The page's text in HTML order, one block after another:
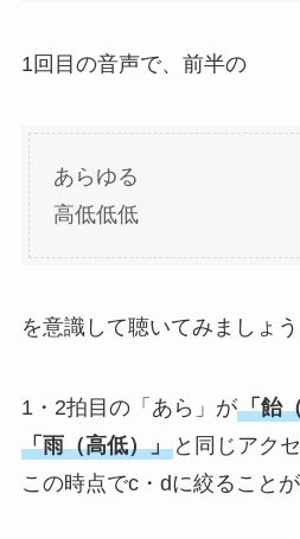
1回目の音声で、前半の
あらゆる
高低低低
を意識して聴いてみましょう
1・2拍目の「あら」が「飴
「雨（高低）」と同じアク
この時点でc・dに絞ることが